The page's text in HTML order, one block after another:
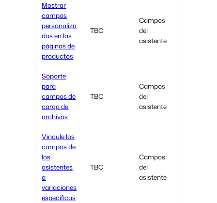
Mostrar
campos
personaliza
dos en las
páginas de
productos
TBC
Campos
del
asistente
Soporte
para
campos de
carga de
archivos
TBC
Campos
del
asistente
Vincule los
campos de
los
asistentes
a
variaciones
específicas
TBC
Campos
del
asistente